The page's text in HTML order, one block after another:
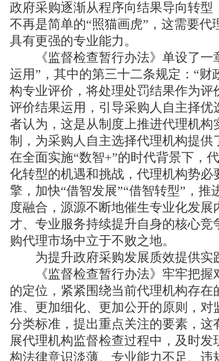
政府采购逐渐从程序向结果导向转型
不再是简单的“照猫画虎”，这需要代
具有更强的专业能力。
《监督检查暂行办法》单设了一
运用”，其中的第三十二条规定：“财
构专业评价，将处理处罚结果作为评
评价结果运用，引导采购人自主择优
者认为，这是从制度上推进代理机构
制，为采购人自主选择代理机构提供
在全面实施“数智+”的时代背景下，
化转型的机遇和挑战，代理机构势必
擎，加快“借智发展”“借智转型”，推
度融合，源源不断地催生专业化发展
才、专业服务持续提升自身的核心竞
购代理市场中立于不败之地。
为提升政府采购发展质效提供实
《监督检查暂行办法》牢牢把握
的定位，紧紧围绕当前代理机构存在
准、更加细化、更加公开的原则，对
分类标准，提出重点关注的要素，这
展代理机构监督检查过程中，及时发
构法律意识淡薄、专业能力不足、违